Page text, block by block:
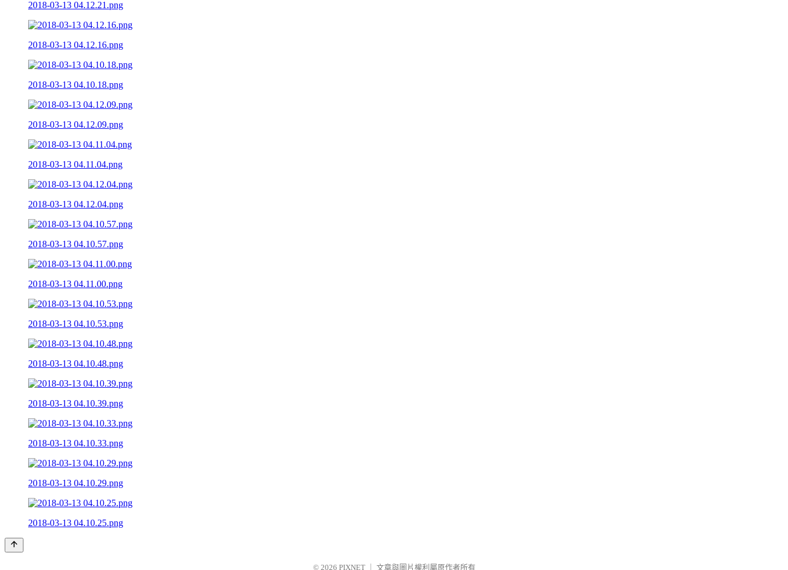
2018-03-13 04.12.21.png
2018-03-13 04.12.16.png
2018-03-13 04.10.18.png
2018-03-13 04.12.09.png
2018-03-13 04.11.04.png
2018-03-13 04.12.04.png
2018-03-13 04.10.57.png
2018-03-13 04.11.00.png
2018-03-13 04.10.53.png
2018-03-13 04.10.48.png
2018-03-13 04.10.39.png
2018-03-13 04.10.33.png
2018-03-13 04.10.29.png
2018-03-13 04.10.25.png
© 2026 PIXNET 文章與圖片權利屬原作者所有